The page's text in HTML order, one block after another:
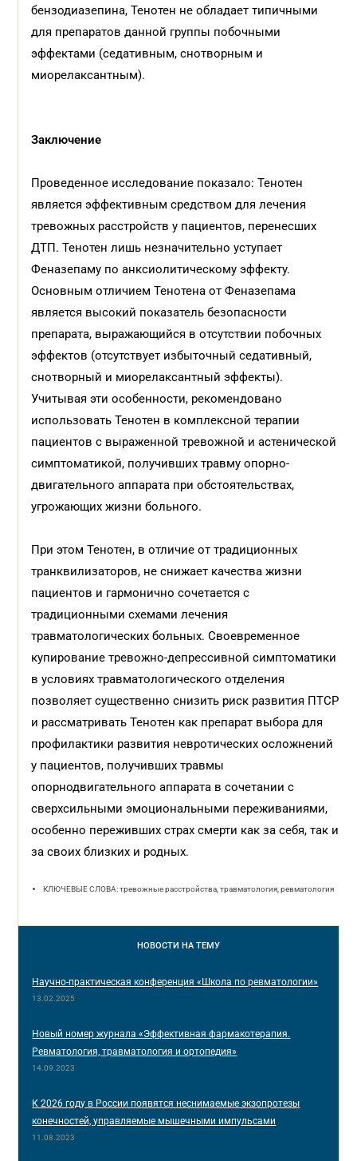
бензодиазепина, Тенотен не обладает типичными
для препаратов данной группы побочными
эффектами (седативным, снотворным и
миорелаксантным).
Заключение
Проведенное исследование показало: Тенотен
является эффективным средством для лечения
тревожных расстройств у пациентов, перенесших
ДТП. Тенотен лишь незначительно уступает
Феназепаму по анксиолитическому эффекту.
Основным отличием Тенотена от Феназепама
является высокий показатель безопасности
препарата, выражающийся в отсутствии побочных
эффектов (отсутствует избыточный седативный,
снотворный и миорелаксантный эффекты).
Учитывая эти особенности, рекомендовано
использовать Тенотен в комплексной терапии
пациентов с выраженной тревожной и астенической
симптоматикой, получивших травму опорно-
двигательного аппарата при обстоятельствах,
угрожающих жизни больного.
При этом Тенотен, в отличие от традиционных
транквилизаторов, не снижает качества жизни
пациентов и гармонично сочетается с
традиционными схемами лечения
травматологических больных. Своевременное
купирование тревожно-депрессивной симптоматики
в условиях травматологического отделения
позволяет существенно снизить риск развития ПТСР
и рассматривать Тенотен как препарат выбора для
профилактики развития невротических осложнений
у пациентов, получивших травмы
опорнодвигательного аппарата в сочетании с
сверхсильными эмоциональными переживаниями,
особенно переживших страх смерти как за себя, так и
за своих близких и родных.
КЛЮЧЕВЫЕ СЛОВА: тревожные расстройства, травматология, ревматология
НОВОСТИ НА ТЕМУ
Научно-практическая конференция «Школа по ревматологии»
13.02.2025
Новый номер журнала «Эффективная фармакотерапия.
Ревматология, травматология и ортопедия»
14.09.2023
К 2026 году в России появятся неснимаемые экзопротезы
конечностей, управляемые мышечными импульсами
11.08.2023